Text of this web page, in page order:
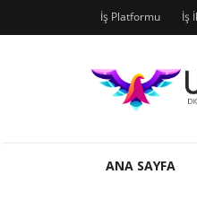
İş Platformu İş
ANA SAYFA